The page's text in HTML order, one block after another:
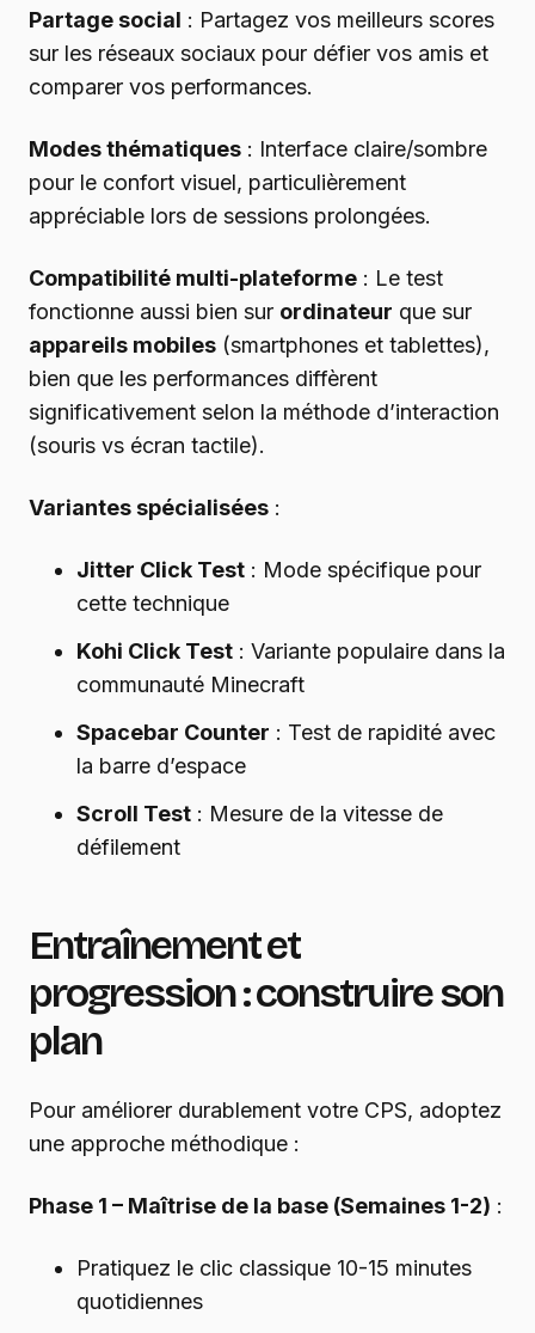
Partage social : Partagez vos meilleurs scores
sur les réseaux sociaux pour défier vos amis et
comparer vos performances.
Modes thématiques : Interface claire/sombre
pour le confort visuel, particulièrement
appréciable lors de sessions prolongées.
Compatibilité multi-plateforme : Le test
fonctionne aussi bien sur ordinateur que sur
appareils mobiles (smartphones et tablettes),
bien que les performances diffèrent
significativement selon la méthode d’interaction
(souris vs écran tactile).
Variantes spécialisées :
Jitter Click Test : Mode spécifique pour
cette technique
Kohi Click Test : Variante populaire dans la
communauté Minecraft
Spacebar Counter : Test de rapidité avec
la barre d’espace
Scroll Test : Mesure de la vitesse de
défilement
Entraînement et
progression : construire son
plan
Pour améliorer durablement votre CPS, adoptez
une approche méthodique :
Phase 1 – Maîtrise de la base (Semaines 1-2) :
Pratiquez le clic classique 10-15 minutes
quotidiennes